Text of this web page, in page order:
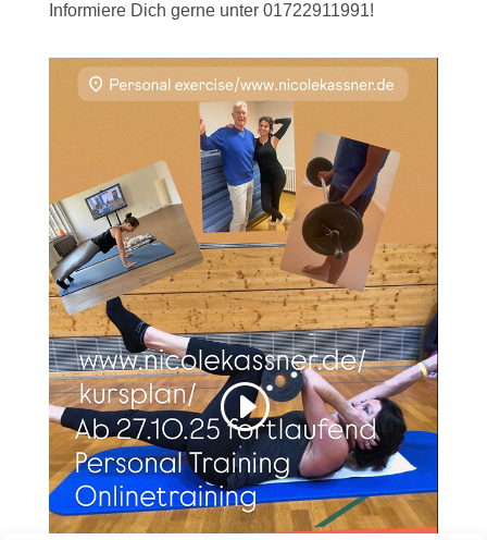
Informiere Dich gerne unter 01722911991!